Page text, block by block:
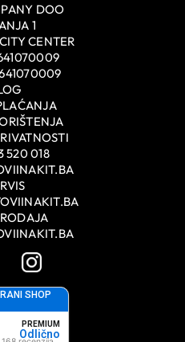
DOO
1
CENTER
520 018